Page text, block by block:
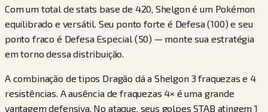
Com um total de stats base de 420, Shelgon é um Pokémon
equilibrado e versátil. Seu ponto forte é Defesa (100) e seu
ponto fraco é Defesa Especial (50) — monte sua estratégia
em torno dessa distribuição.
A combinação de tipos Dragão dá a Shelgon 3 fraquezas e 4
resistências. A ausência de fraquezas 4× é uma grande
vantagem defensiva. No ataque, seus golpes STAB atingem 1